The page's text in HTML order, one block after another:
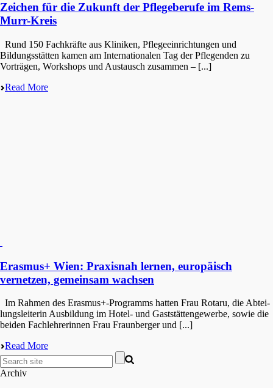
Zeichen für die Zukunft der Pflegeberufe im Rems-
Murr-Kreis
Rund 150 Fachkräf­te aus Klini­ken, Pflege­ein­rich­tun­gen und
Bildungs­stät­ten kamen am Inter­na­tio­na­len Tag der Pflegen­den zu
Vorträ­gen, Workshops und Austausch zusam­men – [...]
Read More
Erasmus+ Wien: Praxisnah lernen, europäisch
vernetzen, gemeinsam wachsen
Im Rahmen des Erasmus+-Programms hatten Frau Rotaru, die Abtei­
lungs­lei­te­rin Ausbil­dung im Hotel- und Gaststät­ten­ge­wer­be, sowie die
beiden Fachleh­re­rin­nen Frau Fraun­ber­ger und [...]
Read More
Archiv